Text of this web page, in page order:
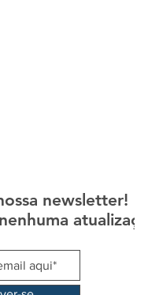
newsletter!
atualização